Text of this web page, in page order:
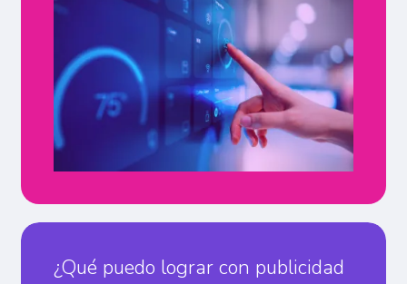
¿Qué puedo lograr con publicidad